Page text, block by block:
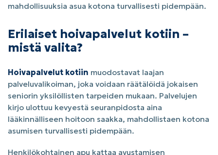
mahdollisuuksia asua kotona turvallisesti pidempään.
Erilaiset hoivapalvelut kotiin –
mistä valita?
Hoivapalvelut kotiin muodostavat laajan
palveluvalikoiman, joka voidaan räätälöidä jokaisen
seniorin yksilöllisten tarpeiden mukaan. Palvelujen
kirjo ulottuu kevyestä seuranpidosta aina
lääkinnälliseen hoitoon saakka, mahdollistaen kotona
asumisen turvallisesti pidempään.
Henkilökohtainen apu kattaa avustamisen